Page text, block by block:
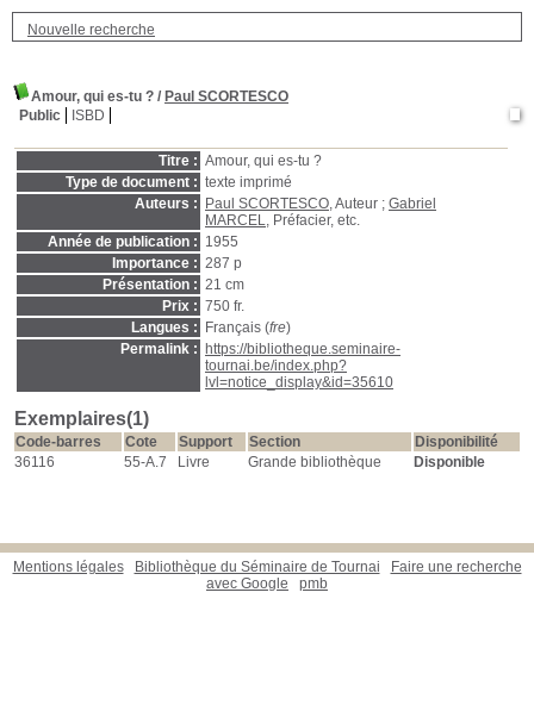
Nouvelle recherche
Amour, qui es-tu ? / Paul SCORTESCO
Public
ISBD
Titre : Amour, qui es-tu ?
Type de document : texte imprimé
Auteurs :
Paul SCORTESCO, Auteur ; Gabriel
MARCEL, Préfacier, etc.
Année de publication : 1955
Importance : 287 p
Présentation : 21 cm
Prix : 750 fr.
Langues :
Français (fre)
Permalink :
https://bibliotheque.seminaire-
tournai.be/index.php?
lvl=notice_display&id=35610
Exemplaires(1)
Code-barres Cote Support Section
Disponibilité
36116
55-A.7 Livre Grande bibliothèque Disponible
Mentions légales Bibliothèque du Séminaire de Tournai
Faire une recherche
avec Google
pmb